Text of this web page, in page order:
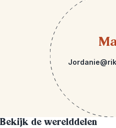
Bekijk de werelddelen